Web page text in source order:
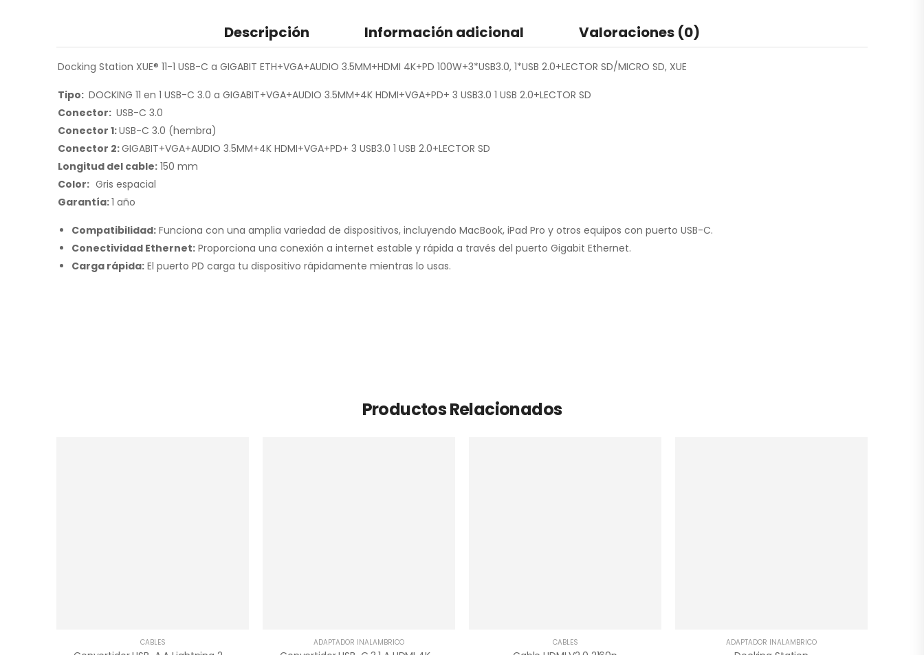
Descripción Información adicional Valoraciones (0)
Docking Station XUE® 11-1 USB-C a GIGABIT ETH+VGA+AUDIO 3.5MM+HDMI 4K+PD 100W+3*USB3.0, 1*USB 2.0+LECTOR SD/MICRO SD, XUE
Tipo: DOCKING 11 en 1 USB-C 3.0 a GIGABIT+VGA+AUDIO 3.5MM+4K HDMI+VGA+PD+ 3 USB3.0 1 USB 2.0+LECTOR SD
Conector: USB-C 3.0
Conector 1:USB-C 3.0 (hembra)
Conector 2:GIGABIT+VGA+AUDIO 3.5MM+4K HDMI+VGA+PD+ 3 USB3.0 1 USB 2.0+LECTOR SD
Longitud del cable: 150 mm
Color: Gris espacial
Garantía:1 año
Compatibilidad: Funciona con una amplia variedad de dispositivos, incluyendo MacBook, iPad Pro y otros equipos con puerto USB-C.
Conectividad Ethernet: Proporciona una conexión a internet estable y rápida a través del puerto Gigabit Ethernet.
Carga rápida: El puerto PD carga tu dispositivo rápidamente mientras lo usas.
Productos Relacionados
CABLES ADAPTADOR INALAMBRICO CABLES ADAPTADOR INALAMBRICO